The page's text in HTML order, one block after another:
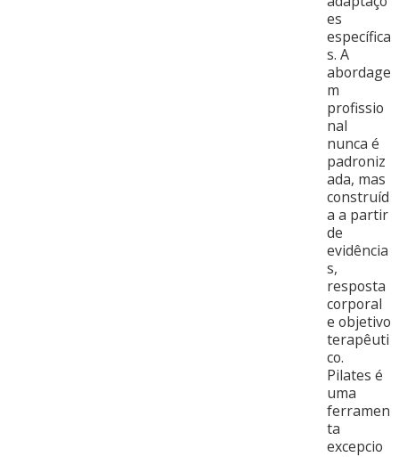
es
específica
s. A
abordage
m
profissio
nal
nunca é
padroniz
ada, mas
construíd
a a partir
de
evidência
s,
resposta
corporal
e objetivo
terapêuti
co.
Pilates é
uma
ferramen
ta
excepcio